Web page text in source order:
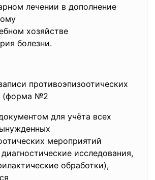
лечении в дополнение
хозяйстве
болезни.
противоэпизоотических
(форма №2
для учёта всех
мероприятий
исследования,
обработки),